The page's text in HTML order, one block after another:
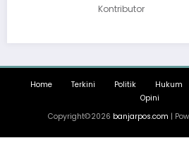
Home Terkini Politik Hukum
Opini
Copyright©2026 banjarpos.com |